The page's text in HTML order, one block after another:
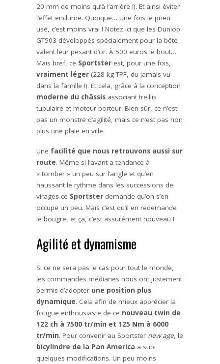
20 mm de moins qu’à l’arrière !). Et ainsi éviter
l’effet enclume. Quoique… Une fois le pneu
usé, c’est moins vrai ! Notez ici que les Dunlop
GT503 développés spécialement pour la bête
valent leur pesant d’or. À 500 euros le bout…
Mais bref, ce Sportster est, pour une fois,
vraiment léger (228 kg TPF, du jamais vu
dans la famille !). Et cela, grâce à la conception
moderne du châssis associant treillis
tubulaire et moteur porteur. Bien sûr, ce n’est
pas un monstre d’agilité, mais ce n’est pas non
plus une plaie en ville.
Une facilité que nous retrouvons aussi sur
route. Même si l’avant a tendance à
« tomber » un peu sur l’angle et qu’en
haussant le rythme dans les successions de
virages ce Sportster demande qu’on s’en
occupe un peu. Mais c’est qu’il en redemande
le bougre, et ça, c’est assurément nouveau !
Agilité et dynamisme
Si ce ne sera pas le cas pour tout le monde,
les commandes médianes nous ont justement
permis d’adopter une position plus
dynamique. Cela afin de mieux apprécier la
fougue enthousiaste de ce nouveau twin de
122 ch à 7500 tr/min et 125 Nm à 6000
tr/min. Pour convenir au Sportster new age, le
bicylindre de la Pan America a subi
quelques modifications. Un peu moins